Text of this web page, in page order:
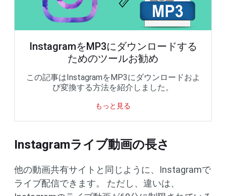
InstagramをMP3にダウンロードする
ためのツールお勧め
この記事はInstagramをMP3にダウンロードおよ
び変換する方法を紹介しました。
もっと見る
Instagramライブ動画の長さ
他の動画共有サイトと同じように、Instagramで
ライブ配信できます。 ただし、違いは、